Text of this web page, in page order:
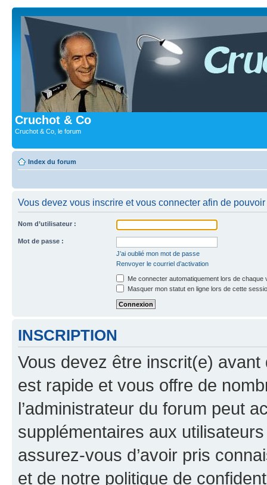
Cruchot & Co
Cruchot & Co, le forum
Index du forum
Vous devez vous inscrire et vous connecter afin de
Nom d’utilisateur :
Mot de passe :
J’ai oublié mon mot de passe
Renvoyer le courriel d’activation
Me connecter automatiquement lors de chaque
Masquer mon statut en ligne lors de cette
INSCRIPTION
Vous devez être inscrit(e) avant
est rapide et vous offre de
l’administrateur du forum peut
supplémentaires aux
assurez-vous d’avoir pris
et de notre politique de